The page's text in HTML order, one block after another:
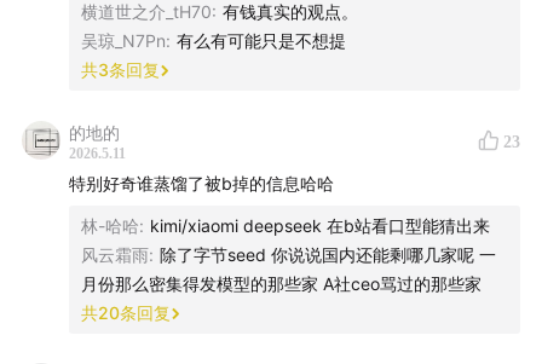
Jump into the new world-and explore with us!
横道世之介_tH70: 有钱真实的观点。
吴琼_N7Pn: 有么有可能只是不想提
共3条回复
的地的
2026.5.11
23
特别好奇谁蒸馏了被b掉的信息哈哈
林-哈哈: kimi/xiaomi deepseek 在b站看口型能猜出来
风云霜雨: 除了字节seed 你说说国内还能剩哪几家呢 一
月份那么密集得发模型的那些家 A社ceo骂过的那些家
共20条回复